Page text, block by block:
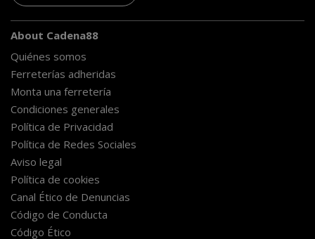
About Cadena88
Quiénes somos
Ferreterías adheridas
Monta una ferretería
Condiciones generales
Política de Privacidad
Política de Redes Sociales
Aviso legal
Política de cookies
Canal Ético de Denuncias
Código de Conducta
Código Ético